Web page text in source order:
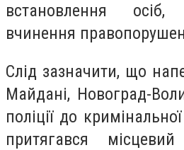
встановлення
вчинення
Слід зазначити, що
Майдані, Новоград-
поліції до
притягався